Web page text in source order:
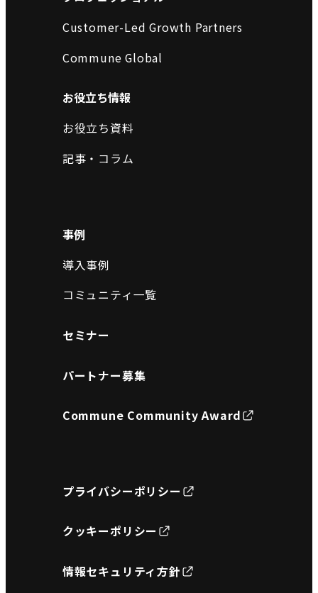
Customer-Led Growth Partners
Commune Global
お役立ち情報
お役立ち資料
記事・コラム
事例
導入事例
コミュニティ一覧
セミナー
パートナー募集
Commune Community Award
プライバシーポリシー
クッキーポリシー
情報セキュリティ方針